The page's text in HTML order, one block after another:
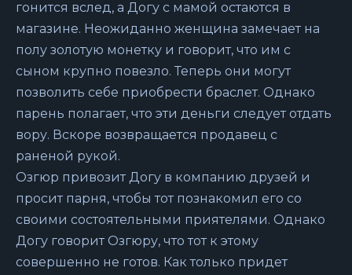
гонится вслед, а Догу с мамой остаются в
магазине. Неожиданно женщина замечает на
полу золотую монетку и говорит, что им с
сыном крупно повезло. Теперь они могут
позволить себе приобрести браслет. Однако
парень полагает, что эти деньги следует отдать
вору. Вскоре возвращается продавец с
раненой рукой.
Озгюр привозит Догу в компанию друзей и
просит парня, чтобы тот познакомил его со
своими состоятельными приятелями. Однако
Догу говорит Озгюру, что тот к этому
совершенно не готов. Как только придет